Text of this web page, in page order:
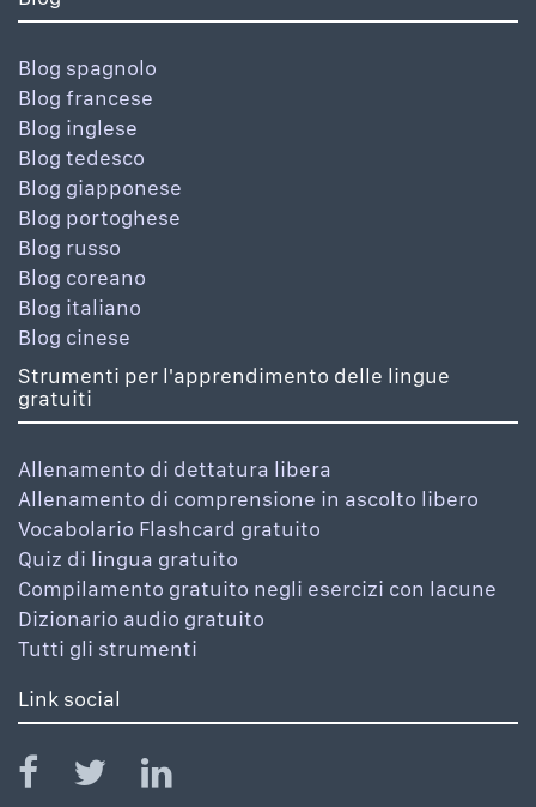
Blog spagnolo
Blog francese
Blog inglese
Blog tedesco
Blog giapponese
Blog portoghese
Blog russo
Blog coreano
Blog italiano
Blog cinese
Strumenti per l'apprendimento delle lingue
gratuiti
Allenamento di dettatura libera
Allenamento di comprensione in ascolto libero
Vocabolario Flashcard gratuito
Quiz di lingua gratuito
Compilamento gratuito negli esercizi con lacune
Dizionario audio gratuito
Tutti gli strumenti
Link social